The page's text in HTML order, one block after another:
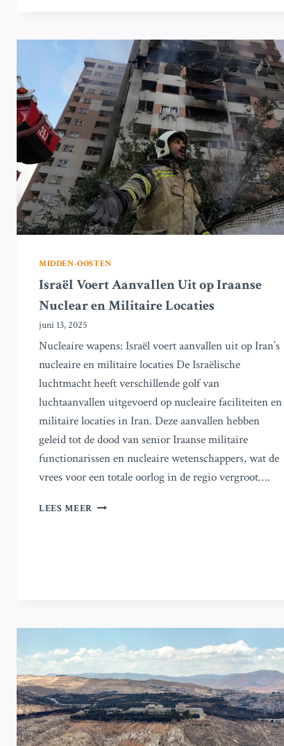
LUCHTAANVALLEN
TE
MIDDEN
VAN
WOORD
OORLOG
MIDDEN-OOSTEN
Israël Voert Aanvallen Uit op Iraanse
Nuclear en Militaire Locaties
juni 13, 2025
Nucleaire wapens: Israël voert aanvallen uit op Iran’s
nucleaire en militaire locaties De Israëlische
luchtmacht heeft verschillende golf van
luchtaanvallen uitgevoerd op nucleaire faciliteiten en
militaire locaties in Iran. Deze aanvallen hebben
geleid tot de dood van senior Iraanse militaire
functionarissen en nucleaire wetenschappers, wat de
vrees voor een totale oorlog in de regio vergroot….
LEES MEER ISRAËL